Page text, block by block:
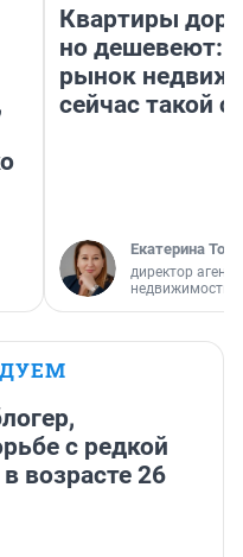
Квартиры
но дешевеют:
рынок
сейчас такой
Екатерина
директор
недвижимости
с редкой
возрасте 26